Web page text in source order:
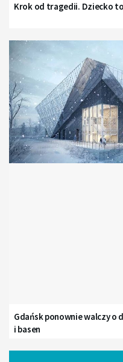
Krok od tragedii. Dziecko
Gdańsk ponownie walczy
i basen